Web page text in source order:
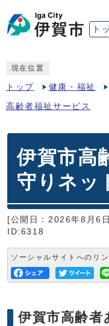
ト
現在位置
トップ 健康・福祉
高齢者福祉サービス
伊賀市高
守りネッ
[公開日：2026年8月6
ID:6318
ソーシャルサイトへのリ
伊賀市高齢者